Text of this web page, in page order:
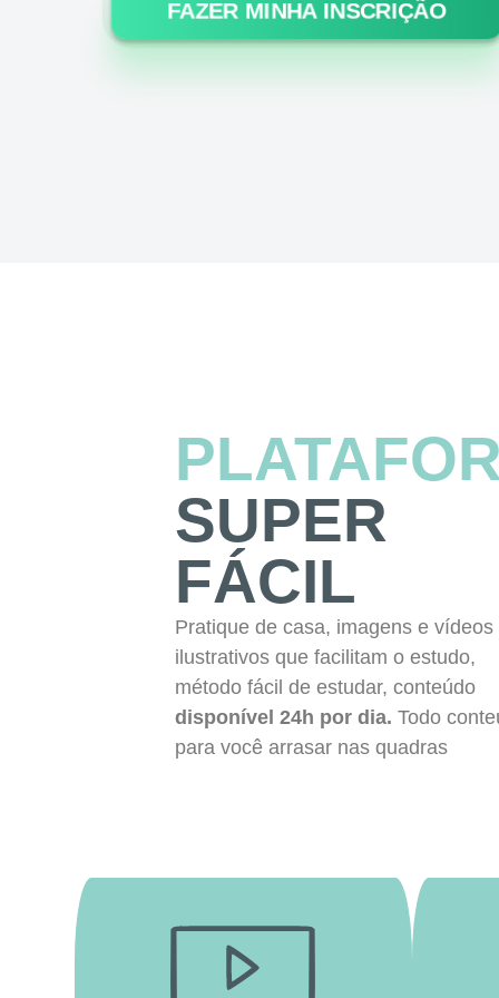
FAZER MINHA INSCRIÇÃO
SUPER
FÁCIL
Pratique de casa, imagens e vídeos
ilustrativos que facilitam o estudo,
método fácil de estudar, conteúdo
disponível 24h por dia. Todo
para você arrasar nas quadras